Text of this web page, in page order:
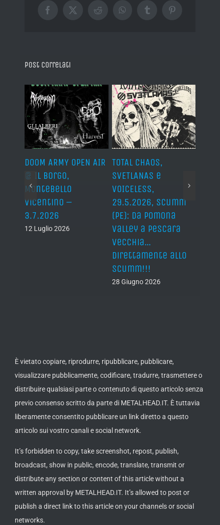
Facebook
X RedditWhatsAppTumblrPinterest
Post correlati
DOOM ARMY OPEN AIR
@ Il Borgo,
Montebello
Vicentino –
3.7.2026
12 Luglio 2026
TOTAL CHAOS,
SVETLANAS e
VOICELESS,
29.5.2026, Scumm
(PE): da Pomona
Valley a Pescara
vecchia…
direttamente allo
Scumm!!!
28 Giugno 2026
È vietato copiare, riprodurre, ripubblicare, pubblicare,
visualizzare pubblicamente, codificare, tradurre, trasmettere o
distribuire qualsiasi parte o contenuto di questo articolo senza
previo consenso scritto da parte di METALHEAD.IT. È tuttavia
liberamente consentito pubblicare un link diretto a questo
articolo sui vostro canali e social network.
It’s forbidden to copy, take screenshot, repost, publish,
broadcast, show in public, encode, translate, transmit or
distribute any section or content of this article without a
written approval by METALHEAD.IT. It’s allowed to post or
publish a direct link to this article on your channels or social
networks.